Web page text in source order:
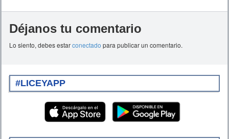
Déjanos tu comentario
Lo siento, debes estarconectado para publicar un comentario.
#LICEYAPP